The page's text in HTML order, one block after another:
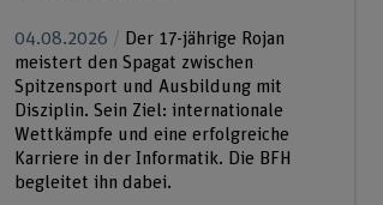
04.08.2026
Der 17-jährige Rojan
meistert den Spagat zwischen
Spitzensport und Ausbildung mit
Disziplin. Sein Ziel: internationale
Wettkämpfe und eine erfolgreiche
Karriere in der Informatik. Die BFH
begleitet ihn dabei.